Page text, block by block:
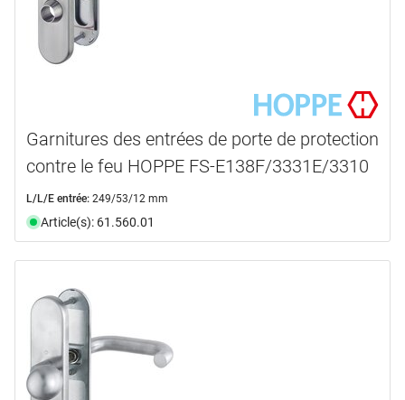
Garnitures des entrées de porte de protection
contre le feu HOPPE FS-E138F/3331E/3310
L/L/E entrée: 249/53/12 mm
Article(s): 61.560.01